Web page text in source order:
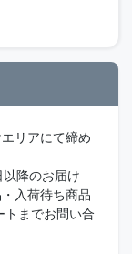
リアにて締め
降のお届け
入荷待ち商品
までお問い合